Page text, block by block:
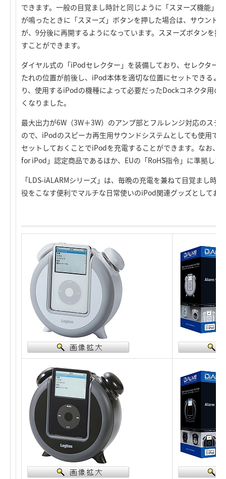
できます。一般の目覚まし時計と同じように「スヌーズ機能」
が鳴ったときに「スヌーズ」ボタンを押した場合は、サウンド
が、9分後に再開するようになっています。スヌーズボタンを
すことができます。
ダイヤル式の「iPodセレクター」を装備しており、セレクター
たれの位置が前後し、iPod本体を適切な位置にセットできるよ
り、使用するiPodの機種によって必要だったDockコネクタ用の
くなりました。
最大出力が6W（3W＋3W）のアンプ部とフルレンジ対応のステ
ので、iPodのスピーカ再生用サウンドシステムとしても使用で
セットしておくことでiPodを充電することができます。なお、
for iPod」認定商品であるほか、EUの「RoHS指令」に準拠した
「LDS-iALARMシリーズ」は、毎晩の充電を兼ねて目覚まし時
役をこなす便利でマルチな日常使いのiPod関連グッズとしてお